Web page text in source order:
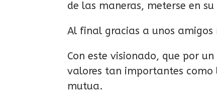
de las maneras, meterse en
Al final gracias a unos amigos
Con este visionado, que por
valores tan importantes
mutua.